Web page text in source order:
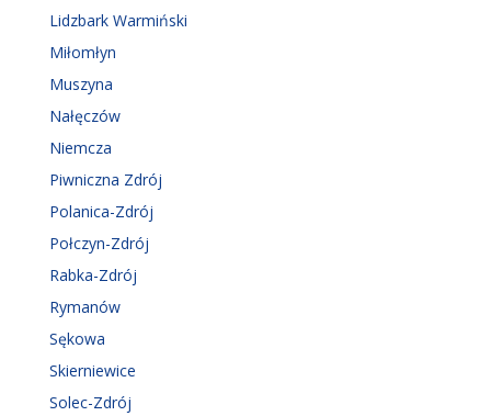
Lidzbark Warmiński
Miłomłyn
Muszyna
Nałęczów
Niemcza
Piwniczna Zdrój
Polanica-Zdrój
Połczyn-Zdrój
Rabka-Zdrój
Rymanów
Sękowa
Skierniewice
Solec-Zdrój